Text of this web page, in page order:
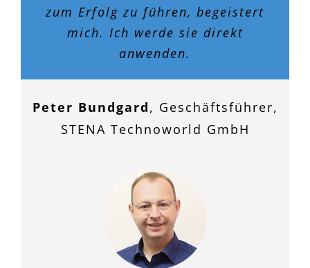
zum Erfolg zu führen, begeistert
mich. Ich werde sie direkt
anwenden.
Peter Bundgard, Geschäftsführer,
STENA Technoworld GmbH